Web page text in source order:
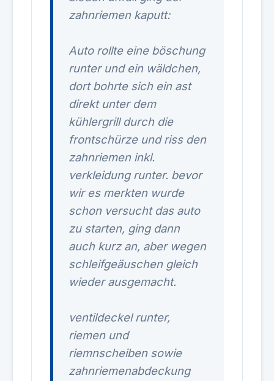
zahnriemen kaputt:
Auto rollte eine böschung
runter und ein wäldchen,
dort bohrte sich ein ast
direkt unter dem
kühlergrill durch die
frontschürze und riss den
zahnriemen inkl.
verkleidung runter. bevor
wir es merkten wurde
schon versucht das auto
zu starten, ging dann
auch kurz an, aber wegen
schleifgeäuschen gleich
wieder ausgemacht.
ventildeckel runter,
riemen und
riemnscheiben sowie
zahnriemenabdeckung